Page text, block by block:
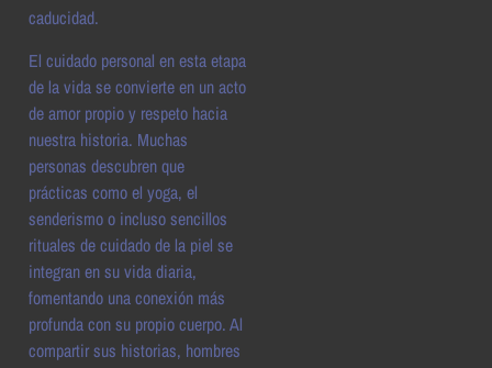
caducidad.
El cuidado personal en esta etapa
de la vida se convierte en un acto
de amor propio y respeto hacia
nuestra historia. Muchas
personas descubren que
prácticas como el yoga, el
senderismo o incluso sencillos
rituales de cuidado de la piel se
integran en su vida diaria,
fomentando una conexión más
profunda con su propio cuerpo. Al
compartir sus historias, hombres